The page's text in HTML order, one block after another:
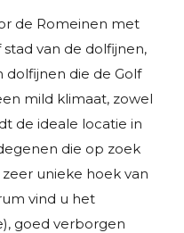
de Romeinen met
van de dolfijnen,
die de Golf
mild klimaat, zowel
de ideale locatie in
die op zoek
unieke hoek van
vind u het
goed verborgen